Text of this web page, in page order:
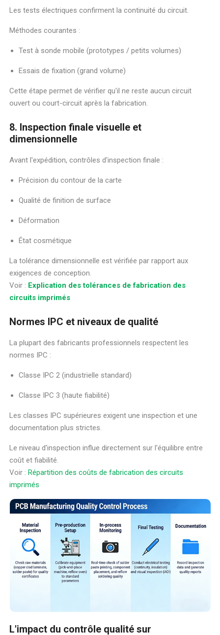
Les tests électriques confirment la continuité du circuit.
Méthodes courantes :
Test à sonde mobile (prototypes / petits volumes)
Essais de fixation (grand volume)
Cette étape permet de vérifier qu'il ne reste aucun circuit
ouvert ou court-circuit après la fabrication.
8. Inspection finale visuelle et
dimensionnelle
Avant l'expédition, contrôles d'inspection finale :
Précision du contour de la carte
Qualité de finition de surface
Déformation
État cosmétique
La tolérance dimensionnelle est vérifiée par rapport aux
exigences de conception.
Voir : Explication des tolérances de fabrication des
circuits imprimés
Normes IPC et niveaux de qualité
La plupart des fabricants professionnels respectent les
normes IPC :
Classe IPC 2 (industrielle standard)
Classe IPC 3 (haute fiabilité)
Les classes IPC supérieures exigent une inspection et une
documentation plus strictes.
Le niveau d'inspection influe directement sur l'équilibre entre
coût et fiabilité.
Voir :Répartition des coûts de fabrication des circuits
imprimés
L'impact du contrôle qualité sur